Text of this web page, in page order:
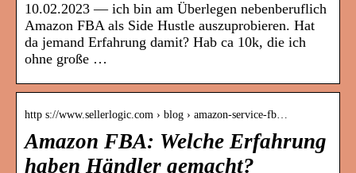
10.02.2023 — ich bin am Überlegen nebenberuflich
Amazon FBA als Side Hustle auszuprobieren. Hat
da jemand Erfahrung damit? Hab ca 10k, die ich
ohne große …
http s://www.sellerlogic.com › blog › amazon-service-fb…
Amazon FBA: Welche Erfahrung
haben Händler gemacht?